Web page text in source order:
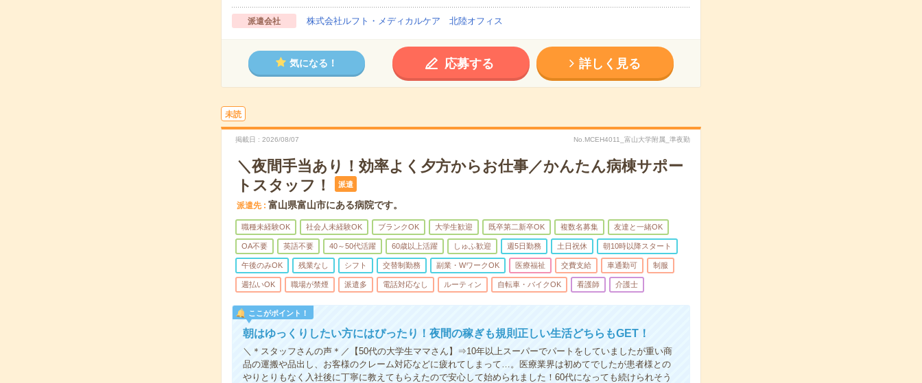
派遣会社 株式会社ルフト・メディカルケア 北陸オフィス
気になる！ 応募する 詳しく見る
未読
掲載日 2026/08/07 No.MCEH4011_富山大学附属_準夜勤
＼夜間手当あり！効率よく夕方からお仕事／かんたん病棟サポー
トスタッフ！
派遣
派遣先 富山県富山市にある病院です。
職種未経験OK 社会人未経験OK ブランクOK 大学生歓迎 既卒第二新卒OK 複数名募集 友達と一緒OK
OA不要 英語不要 40～50代活躍 60歳以上活躍 しゅふ歓迎 週5日勤務 土日祝休 朝10時以降スタート
午後のみOK 残業なし シフト 交替制勤務 副業・WワークOK 医療福祉 交費支給 車通勤可 制服
週払いOK 職場が禁煙 派遣多 電話対応なし ルーティン 自転車・バイクOK 看護師 介護士
ここがポイント！
朝はゆっくりしたい方にはぴったり！夜間の稼ぎも規則正しい生活どちらもGET！
＼＊スタッフさんの声＊／【50代の大学生ママさん】⇒10年以上スーパーでパートをしていましたが重い商
品の運搬や品出し、お客様のクレーム対応などに疲れてしまって…。医療業界は初めてでしたが患者様との
やりとりもなく入社後に丁寧に教えてもらえたので安心して始められました！60代になっても続けられそう